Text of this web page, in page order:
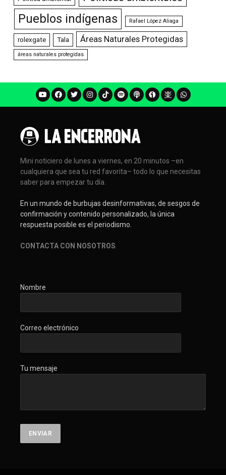
Pueblos indígenas Rafael López Aliaga
rolexgate Tala Áreas Naturales Protegidas
áreas naturales protegidas
Mini noticiero de lunes a viernes, en 20 minutos –en
cualquiera que sea tu red favorita– todo lo que necesitas
saber para empezar tu día.
En un mundo de burbujas desinformativas, de sesgos de
confirmación y contenido personalizado, la única
respuesta posible es el periodismo.
CONTACTA CON NOSOTROS
Nombre
Correo electrónico
Tu mensaje